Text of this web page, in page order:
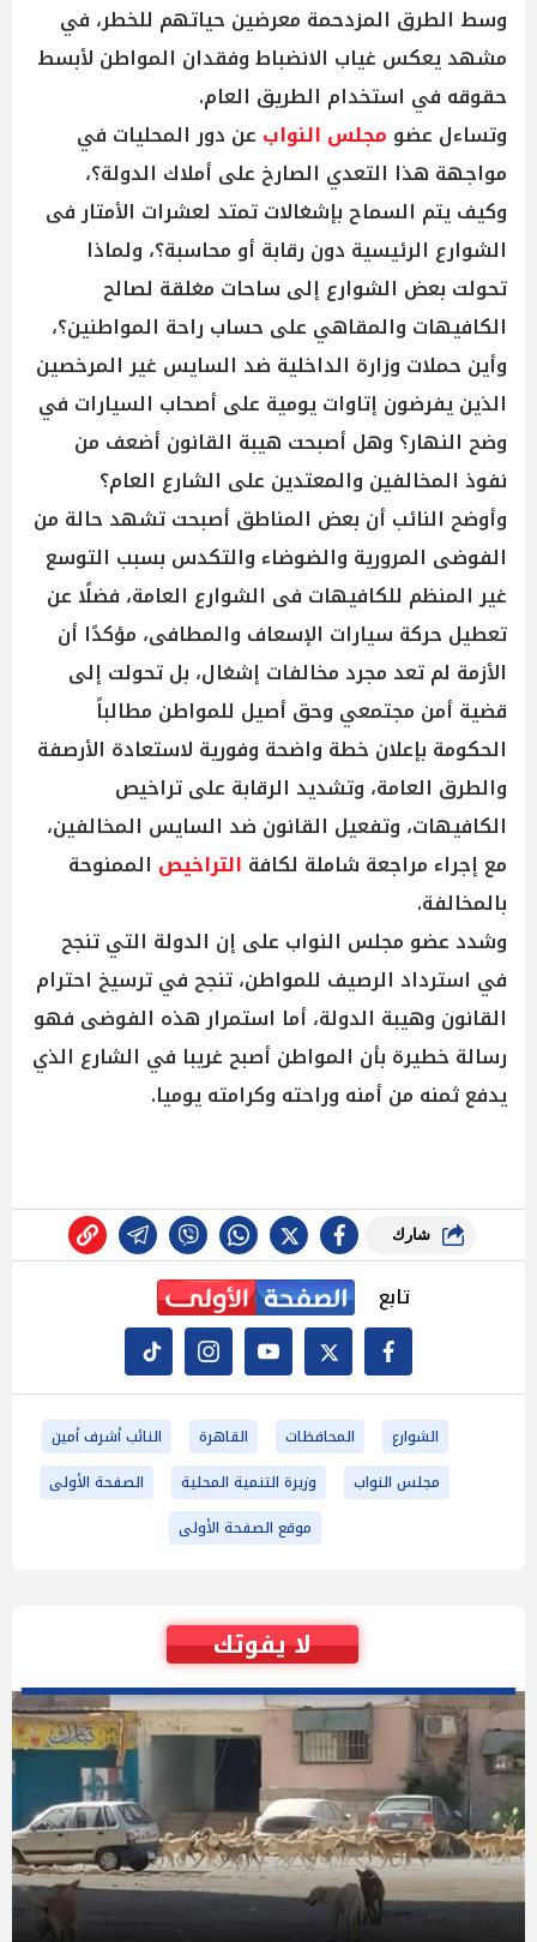
وسط الطرق المزدحمة معرضين حياتهم للخطر، في
مشهد يعكس غياب الانضباط وفقدان المواطن لأبسط
حقوقه في استخدام الطريق العام.
وتساءل عضو مجلس النواب عن دور المحليات في
مواجهة هذا التعدي الصارخ على أملاك الدولة؟،
وكيف يتم السماح بإشغالات تمتد لعشرات الأمتار فى
الشوارع الرئيسية دون رقابة أو محاسبة؟، ولماذا
تحولت بعض الشوارع إلى ساحات مغلقة لصالح
الكافيهات والمقاهي على حساب راحة المواطنين؟،
وأين حملات وزارة الداخلية ضد السايس غير المرخصين
الذين يفرضون إتاوات يومية على أصحاب السيارات في
وضح النهار؟ وهل أصبحت هيبة القانون أضعف من
نفوذ المخالفين والمعتدين على الشارع العام؟
وأوضح النائب أن بعض المناطق أصبحت تشهد حالة من
الفوضى المرورية والضوضاء والتكدس بسبب التوسع
غير المنظم للكافيهات فى الشوارع العامة، فضلًا عن
تعطيل حركة سيارات الإسعاف والمطافى، مؤكدًا أن
الأزمة لم تعد مجرد مخالفات إشغال، بل تحولت إلى
قضية أمن مجتمعي وحق أصيل للمواطن مطالباً
الحكومة بإعلان خطة واضحة وفورية لاستعادة الأرصفة
والطرق العامة، وتشديد الرقابة على تراخيص
الكافيهات، وتفعيل القانون ضد السايس المخالفين،
مع إجراء مراجعة شاملة لكافة التراخيص الممنوحة
بالمخالفة.
وشدد عضو مجلس النواب على إن الدولة التي تنجح
في استرداد الرصيف للمواطن، تنجح في ترسيخ احترام
القانون وهيبة الدولة، أما استمرار هذه الفوضى فهو
رسالة خطيرة بأن المواطن أصبح غريبا في الشارع الذي
يدفع ثمنه من أمنه وراحته وكرامته يوميا.
شارك
تابع
الشوارع المحافظات القاهرة
النائب أشرف أمين
مجلس النواب
وزيرة التنمية المحلية
الصفحة الأولى
موقع الصفحة الأولى
لا يفوتك